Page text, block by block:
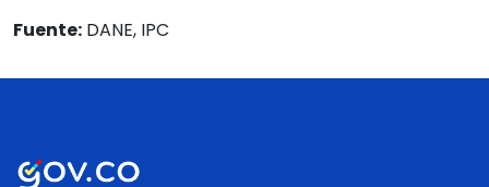
Fuente: DANE, IPC